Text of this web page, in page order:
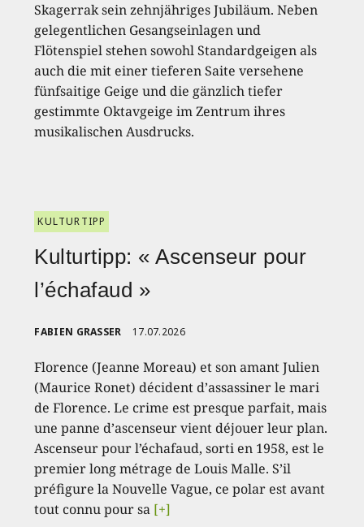
Skagerrak sein zehnjähriges Jubiläum. Neben
gelegentlichen Gesangseinlagen und
Flötenspiel stehen sowohl Standardgeigen als
auch die mit einer tieferen Saite versehene
fünfsaitige Geige und die gänzlich tiefer
gestimmte Oktavgeige im Zentrum ihres
musikalischen Ausdrucks.
KULTURTIPP
Kulturtipp: « Ascenseur pour
l’échafaud »
FABIEN GRASSER 17.07.2026
Florence (Jeanne Moreau) et son amant Julien
(Maurice Ronet) décident d’assassiner le mari
de Florence. Le crime est presque parfait, mais
une panne d’ascenseur vient déjouer leur plan.
Ascenseur pour l’échafaud, sorti en 1958, est le
premier long métrage de Louis Malle. S’il
préfigure la Nouvelle Vague, ce polar est avant
tout connu pour sa [+]